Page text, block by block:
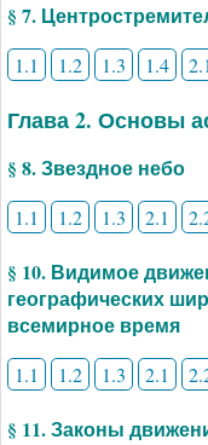
§ 7.
1.1 1.2 1.3 1.4
Глава 2. Основы
§ 8. Звездное небо
1.1 1.2 1.3 2.1
§ 10. Видимое
географических
всемирное время
1.1 1.2 1.3 2.1
§ 11. Законы